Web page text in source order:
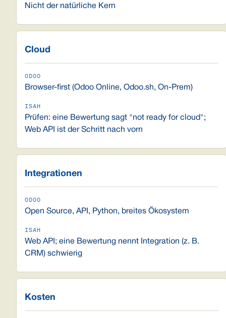
Nicht der natürliche Kern
Cloud
Browser-first (Odoo Online, Odoo.sh, On-Prem)
Prüfen: eine Bewertung sagt "not ready for cloud";
Web API ist der Schritt nach vorn
Integrationen
Open Source, API, Python, breites Ökosystem
Web API; eine Bewertung nennt Integration (z. B.
CRM) schwierig
Kosten